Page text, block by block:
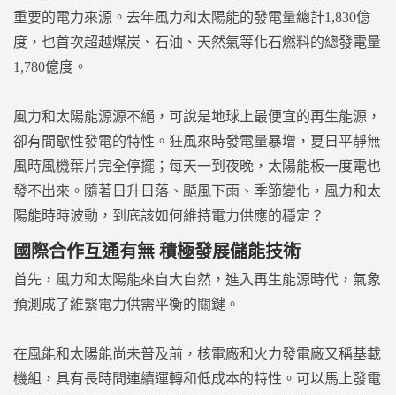
重要的電力來源。去年風力和太陽能的發電量總計1,830億
度，也首次超越煤炭、石油、天然氣等化石燃料的總發電量
1,780億度。
風力和太陽能源源不絕，可說是地球上最便宜的再生能源，
卻有間歇性發電的特性。狂風來時發電量暴增，夏日平靜無
風時風機葉片完全停擺；每天一到夜晚，太陽能板一度電也
發不出來。隨著日升日落、颳風下雨、季節變化，風力和太
陽能時時波動，到底該如何維持電力供應的穩定？
國際合作互通有無 積極發展儲能技術
首先，風力和太陽能來自大自然，進入再生能源時代，氣象
預測成了維繫電力供需平衡的關鍵。
在風能和太陽能尚未普及前，核電廠和火力發電廠又稱基載
機組，具有長時間連續運轉和低成本的特性。可以馬上發電